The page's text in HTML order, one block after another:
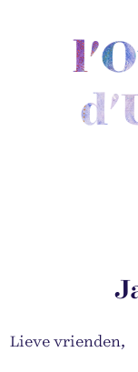
Lieve vrienden,